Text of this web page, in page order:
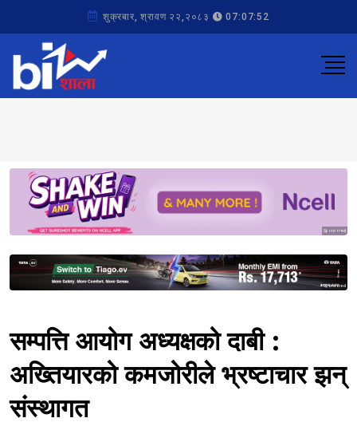
शुक्रबार, श्रावण २२,२०८३ 07:07:52
Sponsored
Sponsored
सम्पत्ति आयोग अध्यक्षको दाबी :
अख्तियारको कमजोरीले भ्रष्टाचार झन्
संस्थागत